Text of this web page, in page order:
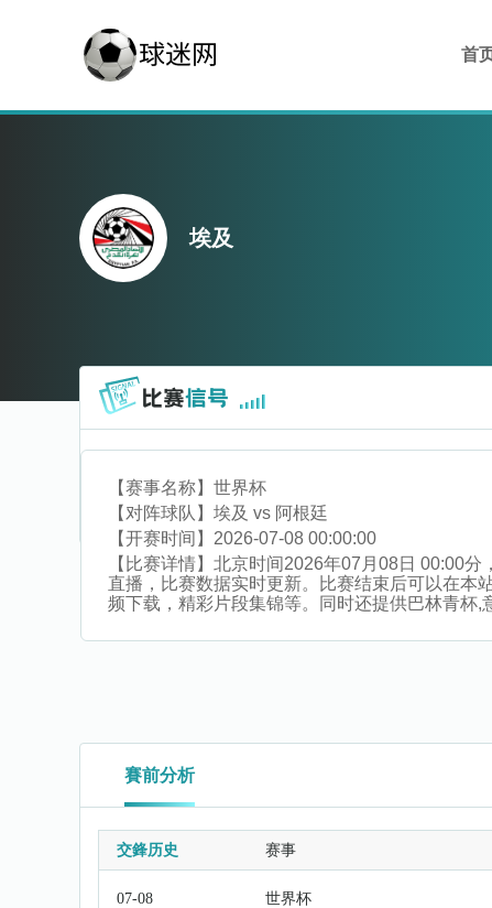
首
埃及
【赛事名称】 世界杯
【对阵球队】 埃及 vs 阿根廷
【开赛时间】 2026-07-08 00:00:00
【比赛详情】 北京时间2026年07月08日 00:00分
直播，比赛数据实时更新。比赛结束后可以在本
频下载，精彩片段集锦等。同时还提供巴林青杯,
賽前分析
交鋒历史 赛事
07-08 世界杯